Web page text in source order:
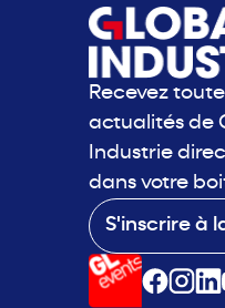
Recevez
actualités de
Industrie
dans votre
S'inscrire à